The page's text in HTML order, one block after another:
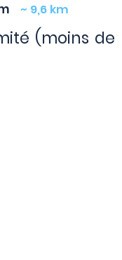
~ 9,6 km
(moins de